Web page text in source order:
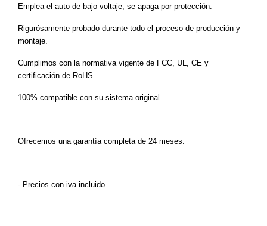
Emplea el auto de bajo voltaje, se apaga por protección.
Rigurósamente probado durante todo el proceso de producción y
montaje.
Cumplimos con la normativa vigente de FCC, UL, CE y
certificación de RoHS.
100% compatible con su sistema original.
Ofrecemos una garantía completa de 24 meses.
- Precios con iva incluido.